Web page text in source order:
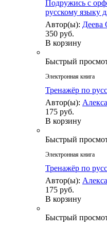
Подружись с
русскому языку
Автор(ы):
350 руб.
В корзину
Быстрый
Электронная книга
Тренажёр по
Автор(ы):
175 руб.
В корзину
Быстрый
Электронная книга
Тренажёр по
Автор(ы):
175 руб.
В корзину
Быстрый